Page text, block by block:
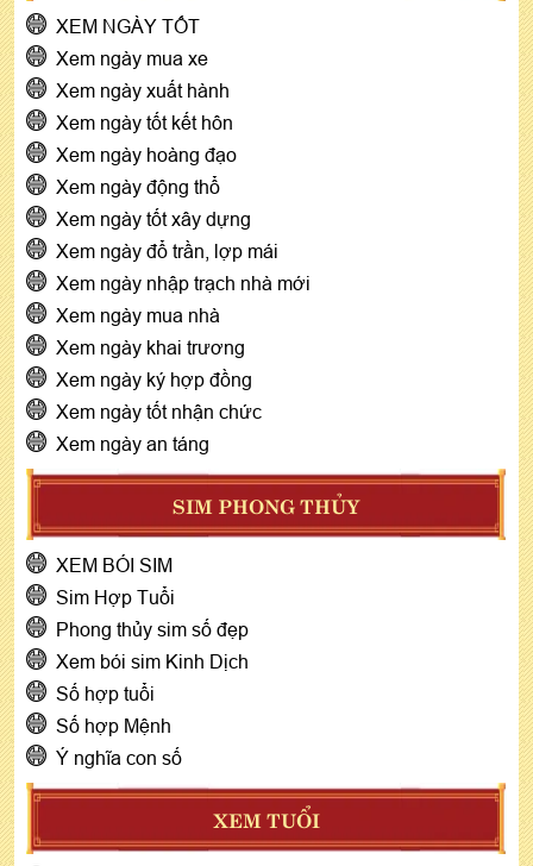
XEM NGÀY TỐT
Xem ngày mua xe
Xem ngày xuất hành
Xem ngày tốt kết hôn
Xem ngày hoàng đạo
Xem ngày động thổ
Xem ngày tốt xây dựng
Xem ngày đổ trần, lợp mái
Xem ngày nhập trạch nhà mới
Xem ngày mua nhà
Xem ngày khai trương
Xem ngày ký hợp đồng
Xem ngày tốt nhận chức
Xem ngày an táng
SIM PHONG THỦY
XEM BÓI SIM
Sim Hợp Tuổi
Phong thủy sim số đẹp
Xem bói sim Kinh Dịch
Số hợp tuổi
Số hợp Mệnh
Ý nghĩa con số
XEM TUỔI